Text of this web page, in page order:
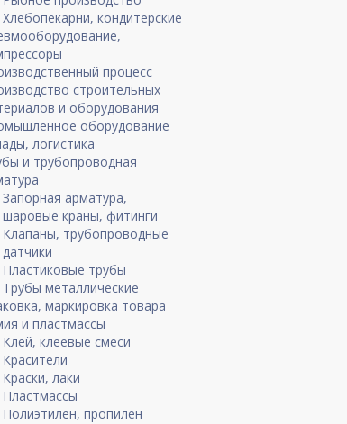
Хлебопекарни, кондитерские
процесс
строительных
и оборудования
оборудование
логистика
и трубопроводная
Запорная арматура,
шаровые краны, фитинги
Клапаны, трубопроводные
датчики
Пластиковые трубы
Трубы металлические
маркировка товара
и пластмассы
Клей, клеевые смеси
Красители
Краски, лаки
Пластмассы
Полиэтилен, пропилен